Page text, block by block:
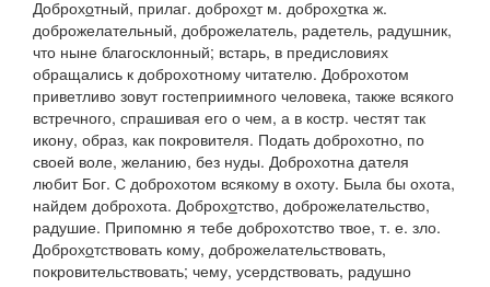
Доброхотный, прилаг. доброхотм. доброхотка ж.
доброжелательный, доброжелатель, радетель, радушник,
что ныне благосклонный; встарь, в предисловиях
обращались к доброхотному читателю. Доброхотом
приветливо зовут гостеприимного человека, также всякого
встречного, спрашивая его о чем, а в костр. честят так
икону, образ, как покровителя. Подать доброхотно, по
своей воле, желанию, без нуды. Доброхотна дателя
любит Бог. С доброхотом всякому в охоту. Была бы охота,
найдем доброхота. Доброхотство, доброжелательство,
радушие. Припомню я тебе доброхотство твое, т. е. зло.
Доброхотствовать кому, доброжелательствовать,
покровительствовать; чему, усердствовать, радушно